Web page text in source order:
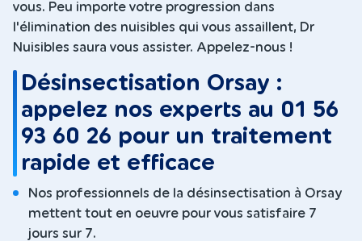
vous. Peu importe votre progression dans
l'élimination des nuisibles qui vous assaillent, Dr
Nuisibles saura vous assister. Appelez-nous !
Désinsectisation Orsay :
appelez nos experts au 01 56
93 60 26 pour un traitement
rapide et efficace
Nos professionnels de la désinsectisation à Orsay
mettent tout en oeuvre pour vous satisfaire 7
jours sur 7.